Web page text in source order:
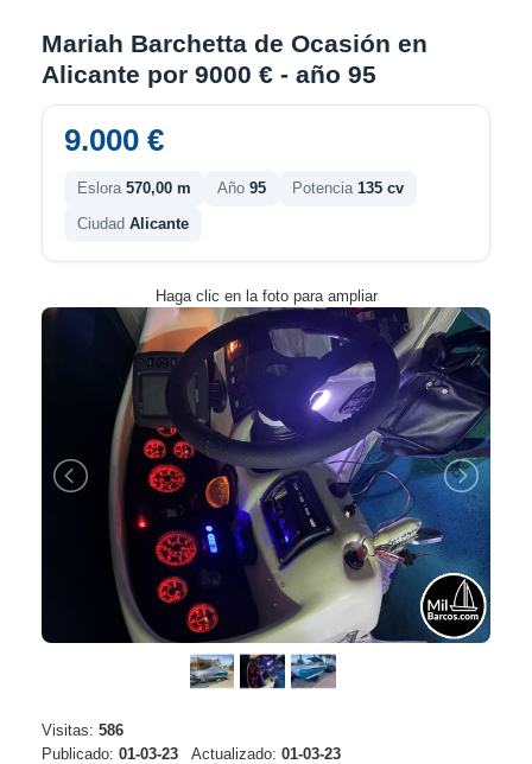
Mariah Barchetta de Ocasión en
Alicante por 9000 € - año 95
9.000 €
Eslora 570,00 m Año 95 Potencia 135 cv
Ciudad Alicante
Haga clic en la foto para ampliar
Visitas: 586
Publicado: 01-03-23 Actualizado: 01-03-23